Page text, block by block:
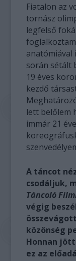
Fiatalon az
tornász
legfelső
anatómiával
során sétált
19 éves
kezdő
lett belőlem
immár 21
A táncot
csodáljuk,
Táncoló
végig
közönség
Honnan
ez az